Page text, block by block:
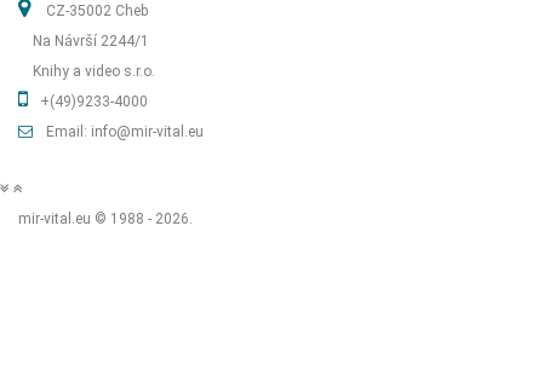
CZ-35002 Cheb
Na Návrší 2244/1
Knihy a video s.r.o.
+(49)9233-4000
Email: info@mir-vital.eu
mir-vital.eu © 1988 - 2026.